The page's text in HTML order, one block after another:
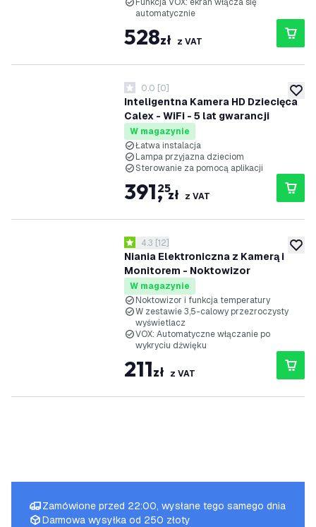
automatycznie
528zł z VAT
dodaj
Inteligentna Kamera HD Dziecięca
Calex - WiFi - 5 lat gwarancji
0 Gwiazdki oceny
0.0 [0]
W magazynie
Łatwa instalacja
Lampa przyjazna dzieciom
Sterowanie za pomocą aplikacji
391,
25zł z VAT
Niania Elektroniczna z Kamerą i
Monitorem - Noktowizor
otwórz panel recenzji
4.3 Gwiazdki oceny
4.3 [12]
W magazynie
Noktowizor i funkcja temperatury
W zestawie 3,5-calowy przezroczysty
wyświetlacz
VOX: Automatyczne włączanie po
wykryciu dźwięku
211zł z VAT
Zamówione przed 22:00, wysłane tego samego dnia
Darmowa wysyłka od 250 złoty